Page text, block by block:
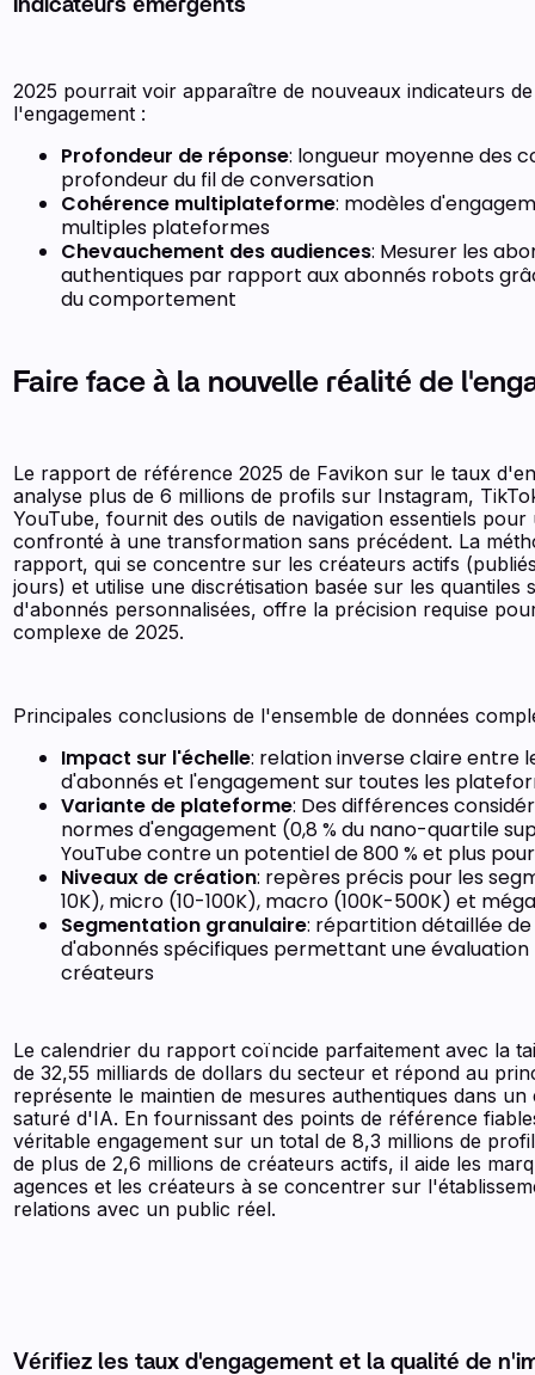
Indicateurs émergents
2025 pourrait voir apparaître de nouveaux indicateurs
l'engagement :
Profondeur de réponse: longueur moyenne des
profondeur du fil de conversation
Cohérence multiplateforme: modèles
multiples plateformes
Chevauchement des audiences: Mesurer les
authentiques par rapport aux abonnés robots
du comportement
Faire face à la nouvelle réalité de
Le rapport de référence 2025 de Favikon sur le taux
analyse plus de 6 millions de profils sur Instagram,
YouTube, fournit des outils de navigation essentiels
confronté à une transformation sans précédent. La
rapport, qui se concentre sur les créateurs actifs
jours) et utilise une discrétisation basée sur les quantiles
d'abonnés personnalisées, offre la précision requise
complexe de 2025.
Principales conclusions de l'ensemble de données
Impact sur l'échelle: relation inverse claire entre
d'abonnés et l'engagement sur toutes les
Variante de plateforme: Des différences
normes d'engagement (0,8 % du nano-quartile
YouTube contre un potentiel de 800 % et plus
Niveaux de création: repères précis pour les
10K), micro (10-100K), macro (100K-500K) et
Segmentation granulaire: répartition détaillée de
d'abonnés spécifiques permettant une évaluation
créateurs
Le calendrier du rapport coïncide parfaitement avec la
de 32,55 milliards de dollars du secteur et répond au
représente le maintien de mesures authentiques dans
saturé d'IA. En fournissant des points de référence
véritable engagement sur un total de 8,3 millions de
de plus de 2,6 millions de créateurs actifs, il aide les
agences et les créateurs à se concentrer sur
relations avec un public réel.
Vérifiez les taux d'engagement et la qualité de